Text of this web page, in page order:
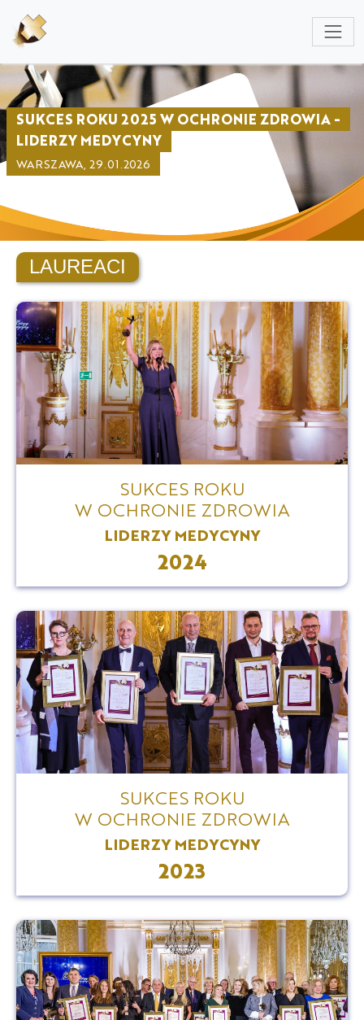
SUKCES ROKU 2025 W OCHRONIE ZDROWIA -
LIDERZY MEDYCYNY
WARSZAWA, 29.01.2026
LAUREACI
SUKCES ROKU
W OCHRONIE ZDROWIA
LIDERZY MEDYCYNY
2024
SUKCES ROKU
W OCHRONIE ZDROWIA
LIDERZY MEDYCYNY
2023